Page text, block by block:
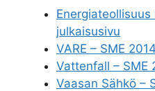
Energiateollisuus
julkaisusivu
VARE – SME
Vattenfall – SME
Vaasan Sähkö –